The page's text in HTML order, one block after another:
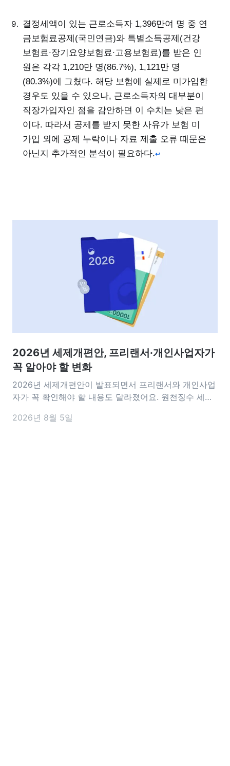
결정세액이 있는 근로소득자 1,396만여 명 중 연
금보험료공제(국민연금)와 특별소득공제(건강
보험료∙장기요양보험료∙고용보험료)를 받은 인
원은 각각 1,210만 명(86.7%), 1,121만 명
(80.3%)에 그쳤다. 해당 보험에 실제로 미가입한
경우도 있을 수 있으나, 근로소득자의 대부분이
직장가입자인 점을 감안하면 이 수치는 낮은 편
이다. 따라서 공제를 받지 못한 사유가 보험 미
가입 외에 공제 누락이나 자료 제출 오류 때문은
아닌지 추가적인 분석이 필요하다.↩
2026년 세제개편안, 프리랜서·개인사업자가
꼭 알아야 할 변화
2026년 세제개편안이 발표되면서 프리랜서와 개인사업
자가 꼭 확인해야 할 내용도 달라졌어요. 원천징수 세율
향을 줄 수 있는 변화가 담겼는데요. 이번 개편안에서 앞
2026년 8월 5일